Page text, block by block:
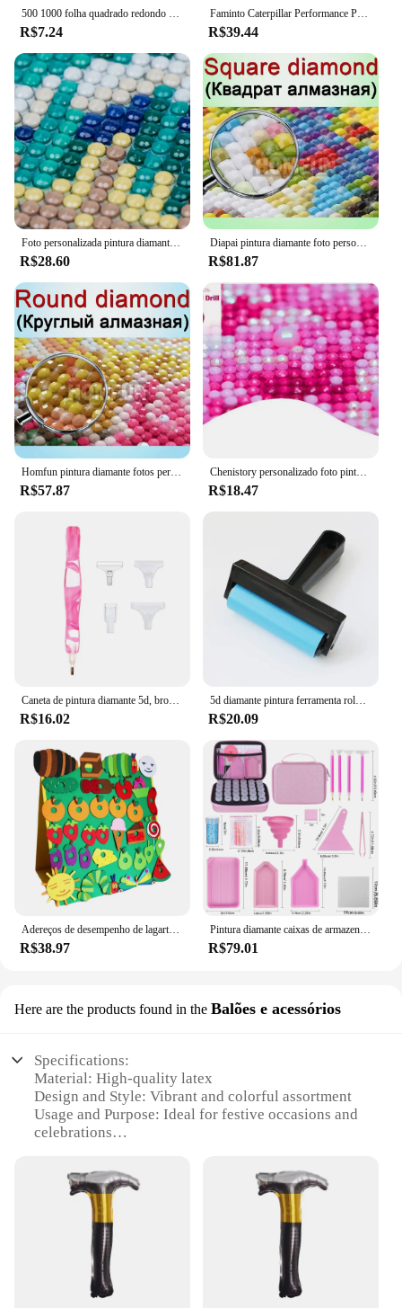
R$7.24
Faminto Caterpillar Performance Props, feltro brinquedos, Inglês Picture Books, Ensino Aids, brinquedo interativo, Hot Sell
R$39.44
R$28.60
Diapai pintura diamante foto personalizada 5d diy imagem de strass diamante bordado 3d ponto cruz decoração de casamento para casa
R$81.87
R$57.87
Chenistory personalizado foto pintura diamante 5d diy diamante bordado completo diamantes arte família amigo amantes presente personalizado
R$18.47
Caneta de pintura diamante 5d, broca de ponto de cristal, ferramentas artesanais com pontas de metal, cabeças de broca, multi placer, acessórios de ponta de caneta
R$16.02
5d diamante pintura ferramenta rolo diy acessórios de pintura diamante para pintura de diamante aderindo firmemente
R$20.09
Adereços de desempenho de lagarta fome, brinquedos de feltro, livros ilustrados em inglês, ajuda de ensino, brinquedo interativo de lagarta faminhada para crianças pequenas
R$38.97
Pintura diamante caixas de armazenamento, 30 slots caixas de armazenamento, diamante arte acessórios recipientes e ferramentas kit caixa com frascos à prova de choque organizador
R$79.01
Here are the products found in the Balões e acessórios
Specifications:
Material: High-quality latex
Design and Style: Vibrant and colorful assortment
Usage and Purpose: Ideal for festive occasions and
celebrations
festivities
Shape or Size or Weight or Quantity: Available in
various sets to cater to different needs
Performance and Property: Durable and long-lasting
Features:
**Unmatched Quality and Durability**
Crafted from premium latex, our dia pai balloons